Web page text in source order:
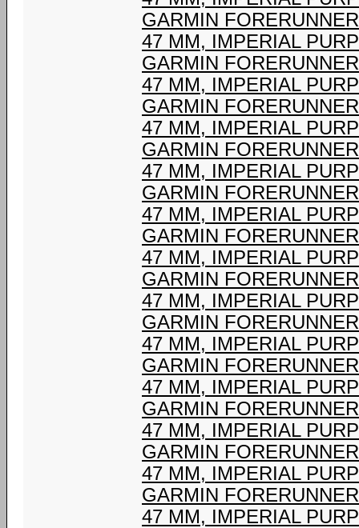
GARMIN
47 MM, IMPERIAL
GARMIN
47 MM, IMPERIAL
GARMIN
47 MM, IMPERIAL
GARMIN
47 MM, IMPERIAL
GARMIN
47 MM, IMPERIAL
GARMIN
47 MM, IMPERIAL
GARMIN
47 MM, IMPERIAL
GARMIN
47 MM, IMPERIAL
GARMIN
47 MM, IMPERIAL
GARMIN
47 MM, IMPERIAL
GARMIN
47 MM, IMPERIAL
GARMIN
47 MM, IMPERIAL